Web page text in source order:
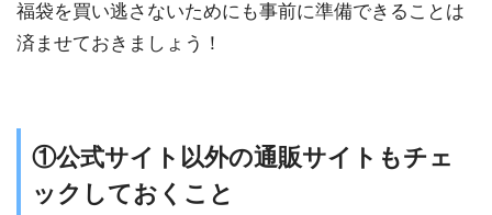
福袋を買い逃さないためにも事前に準備できることは
済ませておきましょう！
①公式サイト以外の通販サイトもチェ
ックしておくこと